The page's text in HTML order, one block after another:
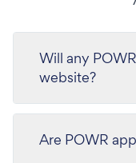
Will any
website?
Are POWR